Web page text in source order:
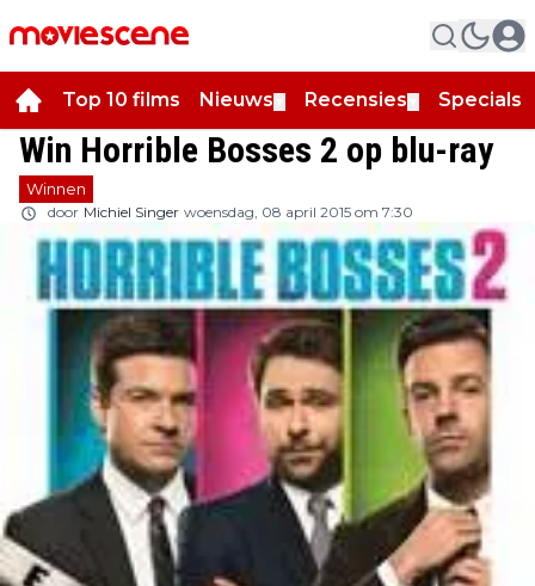
Top 10 films Nieuws Recensies Specials
Win Horrible Bosses 2 op blu-ray
Winnen
door Michiel Singer woensdag, 08 april 2015 om 7:30